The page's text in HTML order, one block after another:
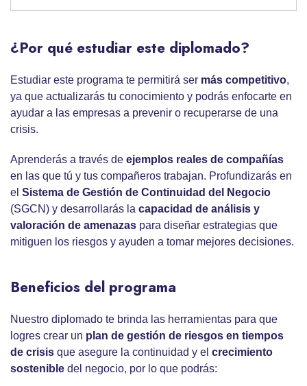
¿Por qué estudiar este diplomado?
Estudiar este programa te permitirá ser más competitivo,
ya que actualizarás tu conocimiento y podrás enfocarte en
ayudar a las empresas a prevenir o recuperarse de una
crisis.
Aprenderás a través de ejemplos reales de compañías
en las que tú y tus compañeros trabajan. Profundizarás en
el Sistema de Gestión de Continuidad del Negocio
(SGCN) y desarrollarás la capacidad de análisis y
valoración de amenazas para diseñar estrategias que
mitiguen los riesgos y ayuden a tomar mejores decisiones.
Beneficios del programa
Nuestro diplomado te brinda las herramientas para que
logres crear un plan de gestión de riesgos en tiempos
de crisis que asegure la continuidad y el crecimiento
sostenible del negocio, por lo que podrás: